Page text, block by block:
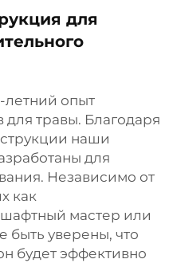
для
летний опыт
травы. Благодаря
наши
для
Независимо от
как
мастер или
быть уверены, что
будет эффективно